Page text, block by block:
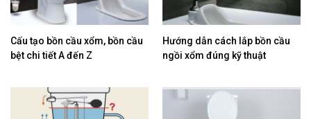
Cấu tạo bồn cầu xổm, bồn cầu
bệt chi tiết A đến Z
Hướng dẫn cách lắp bồn cầu
ngồi xổm đúng kỹ thuật